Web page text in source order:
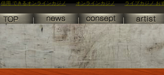
信用 できるオンラインカジノ オンラインカジノ ライブカジノ お